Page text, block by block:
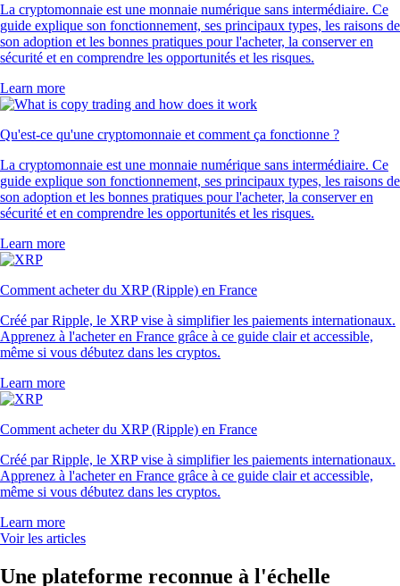
La cryptomonnaie est une monnaie numérique sans intermédiaire. Ce
guide explique son fonctionnement, ses principaux types, les raisons de
son adoption et les bonnes pratiques pour l'acheter, la conserver en
sécurité et en comprendre les opportunités et les risques.
Learn more
Qu'est-ce qu'une cryptomonnaie et comment ça fonctionne ?
La cryptomonnaie est une monnaie numérique sans intermédiaire. Ce
guide explique son fonctionnement, ses principaux types, les raisons de
son adoption et les bonnes pratiques pour l'acheter, la conserver en
sécurité et en comprendre les opportunités et les risques.
Learn more
Comment acheter du XRP (Ripple) en France
Créé par Ripple, le XRP vise à simplifier les paiements internationaux.
Apprenez à l'acheter en France grâce à ce guide clair et accessible,
même si vous débutez dans les cryptos.
Learn more
Comment acheter du XRP (Ripple) en France
Créé par Ripple, le XRP vise à simplifier les paiements internationaux.
Apprenez à l'acheter en France grâce à ce guide clair et accessible,
même si vous débutez dans les cryptos.
Learn more
Voir les articles
Une plateforme reconnue à l'échelle